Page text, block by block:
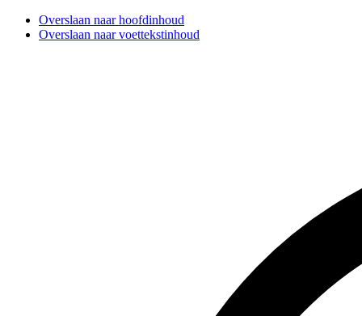
Overslaan naar hoofdinhoud
Overslaan naar voettekstinhoud